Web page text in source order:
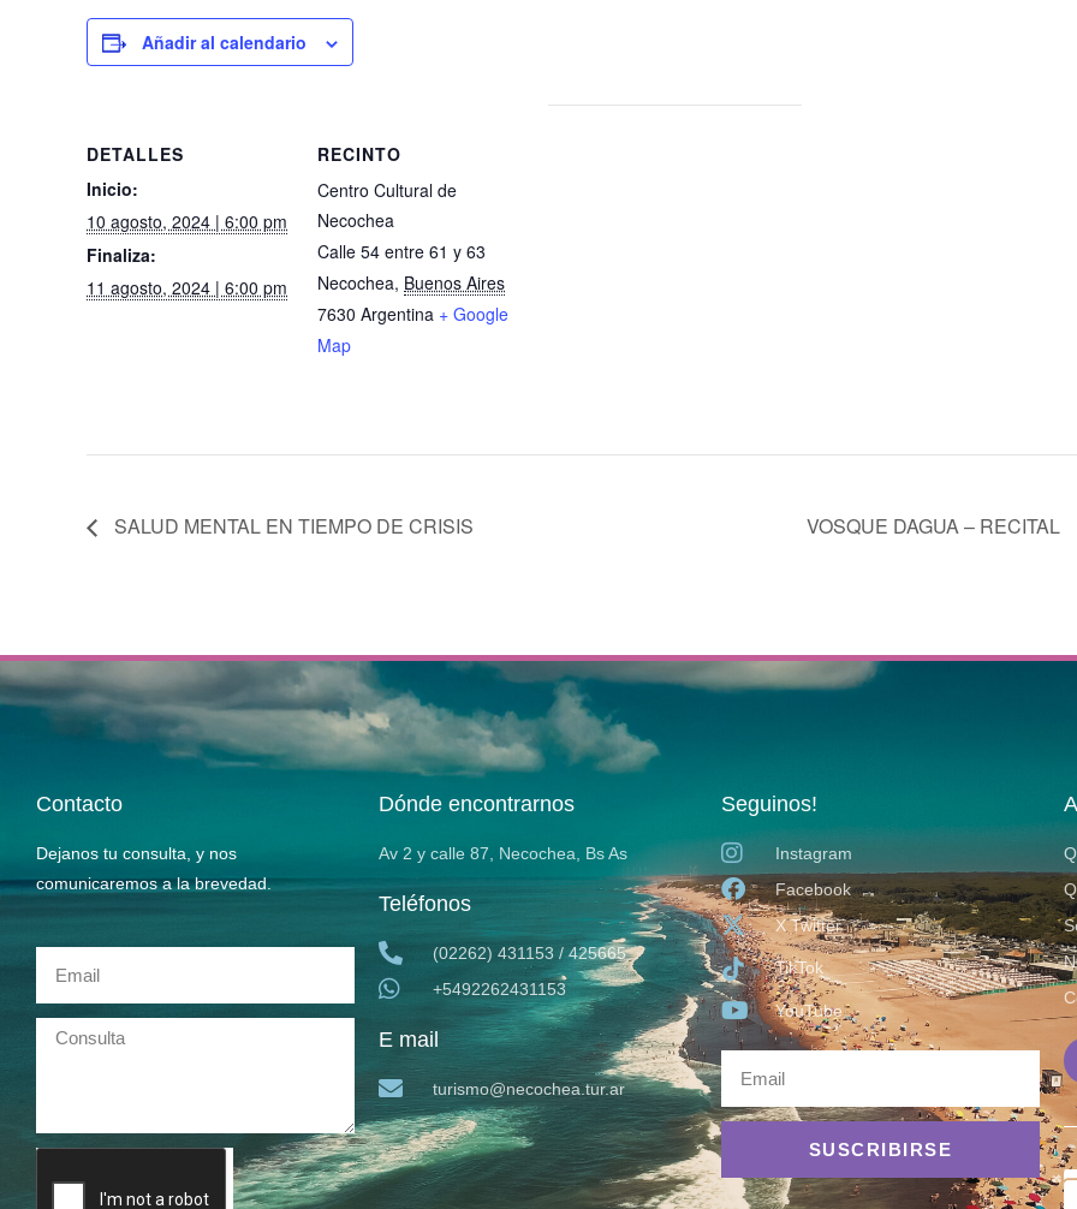
Añadir al calendario
DETALLES
Inicio:
10 agosto, 2024 | 6:00 pm
Finaliza:
11 agosto, 2024 | 6:00 pm
RECINTO
Centro Cultural de
Necochea
Calle 54 entre 61 y 63
Necochea, Buenos Aires
7630 Argentina + Google
Map
SALUD MENTAL EN TIEMPO DE CRISIS VOSQUE DAGUA – RECITAL
Contacto
Dejanos tu consulta, y nos
comunicaremos a la brevedad.
Dónde encontrarnos
Av 2 y calle 87, Necochea, Bs As
Teléfonos
(02262) 431153 / 425665
+5492262431153
E mail
turismo@necochea.tur.ar
Seguinos!
Instagram
Facebook
X Twitter
TikTok
YouTube
SUSCRIBIRSE